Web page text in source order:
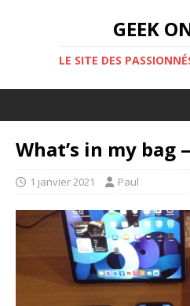
GEEK
LE SITE DES
What’s in my bag
1 janvier 2021 Paul